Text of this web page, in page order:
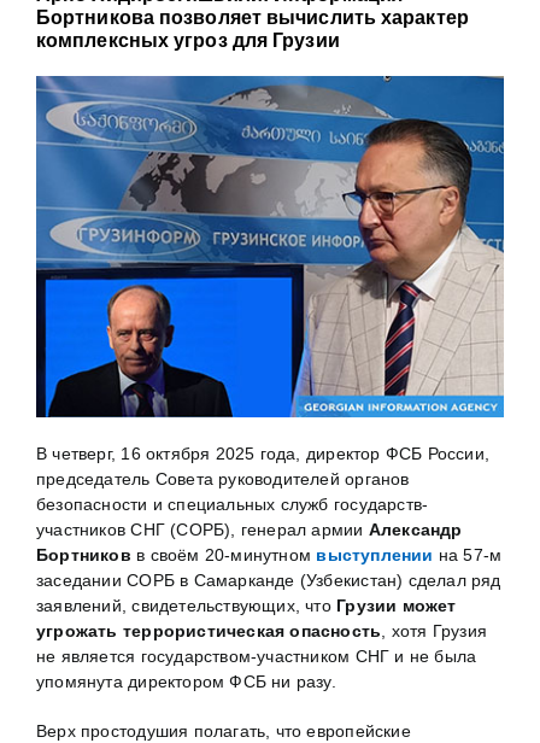
Бортникова позволяет вычислить характер
комплексных угроз для Грузии
В четверг, 16 октября 2025 года, директор ФСБ России,
председатель Совета руководителей органов
безопасности и специальных служб государств-
участников СНГ (СОРБ), генерал армии Александр
Бортников в своём 20-минутном выступлении на 57-м
заседании СОРБ в Самарканде (Узбекистан) сделал ряд
заявлений, свидетельствующих, что Грузии может
угрожать террористическая опасность, хотя Грузия
не является государством-участником СНГ и не была
упомянута директором ФСБ ни разу.
Верх простодушия полагать, что европейские